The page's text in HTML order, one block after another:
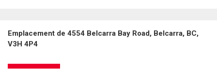
Emplacement de 4554 Belcarra Bay Road, Belcarra, BC,
V3H 4P4